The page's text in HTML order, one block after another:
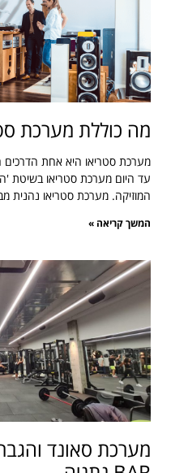
מה כוללת מערכת
מערכת סטריאו היא אחת הדרכים
עד היום מערכת סטריאו בשיטת
המוזיקה. מערכת סטריאו נהנית
המשך קריאה »